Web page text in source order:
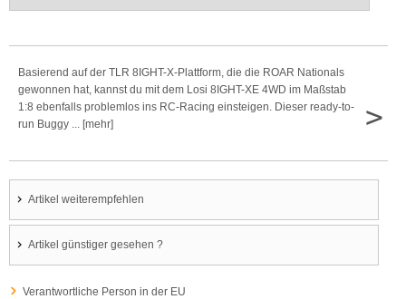
Basierend auf der TLR 8IGHT-X-Plattform, die die ROAR Nationals
gewonnen hat, kannst du mit dem Losi 8IGHT-XE 4WD im Maßstab
1:8 ebenfalls problemlos ins RC-Racing einsteigen. Dieser ready-to-
run Buggy ... [mehr]
>
Artikel weiterempfehlen
Artikel günstiger gesehen ?
Verantwortliche Person in der EU